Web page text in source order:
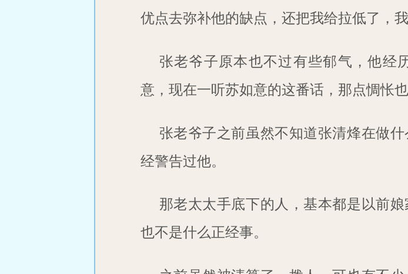
优点去弥补他的缺点，还把我给拉低了，
张老爷子原本也不过有些郁气，他经
意，现在一听苏如意的这番话，那点惆怅也
张老爷子之前虽然不知道张清烽在做
经警告过他。
那老太太手底下的人，基本都是以前
也不是什么正经事。